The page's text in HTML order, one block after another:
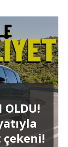
OLDU!
çekeni!